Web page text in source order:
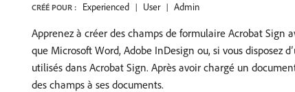
CRÉÉ POUR : Experienced User Admin
Apprenez à créer des champs de formulaire Acrobat
que Microsoft Word, Adobe InDesign ou, si vous disposez
utilisés dans Acrobat Sign. Après avoir chargé un
des champs à ses documents.